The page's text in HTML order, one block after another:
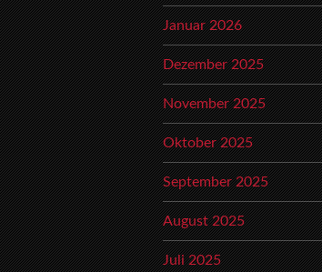
Januar 2026
Dezember 2025
November 2025
Oktober 2025
September 2025
August 2025
Juli 2025